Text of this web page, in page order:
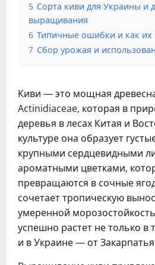
5 Сорта киви для Украины и
выращивания
6 Типичные ошибки и как их
7 Сбор урожая и
Киви — это мощная
Actinidiaceae, которая в
деревья в лесах Китая и
культуре она образует
крупными сердцевидными
ароматными цветками,
превращаются в сочные
сочетает тропическую
умеренной
успешно растет не только в
и в Украине — от